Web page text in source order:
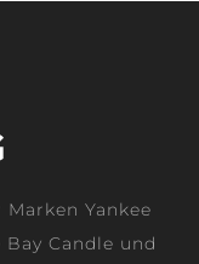
Yankee
Bay Candle und